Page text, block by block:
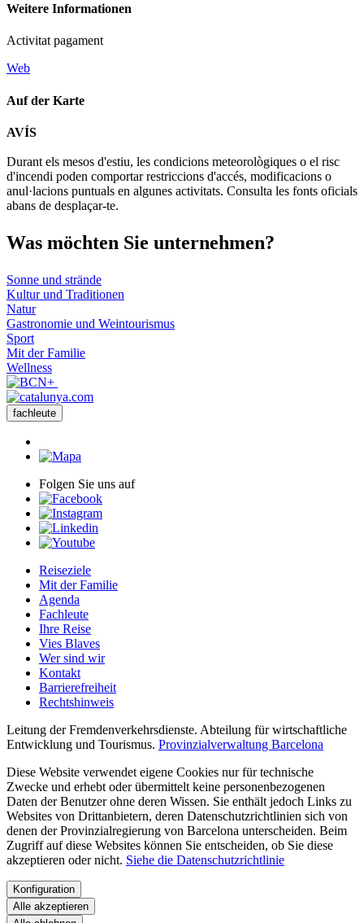
Weitere Informationen
Activitat pagament
Web
Auf der Karte
−
AVÍS
Durant els mesos d'estiu, les condicions meteorològiques o el risc
d'incendi poden comportar restriccions d'accés, modificacions o
anul·lacions puntuals en algunes activitats. Consulta les fonts oficials
abans de desplaçar-te.
Was möchten Sie unternehmen?
Sonne und strände
Kultur und Traditionen
Natur
Gastronomie und Weintourismus
Sport
Mit der Familie
Wellness
fachleute
Folgen Sie uns auf
Reiseziele
Mit der Familie
Agenda
Fachleute
Ihre Reise
Vies Blaves
Wer sind wir
Kontakt
Barrierefreiheit
Rechtshinweis
Leitung der Fremdenverkehrsdienste. Abteilung für wirtschaftliche
Entwicklung und Tourismus. Provinzialverwaltung Barcelona
Diese Website verwendet eigene Cookies nur für technische
Zwecke und erhebt oder übermittelt keine personenbezogenen
Daten der Benutzer ohne deren Wissen. Sie enthält jedoch Links zu
Websites von Drittanbietern, deren Datenschutzrichtlinien sich von
denen der Provinzialregierung von Barcelona unterscheiden. Beim
Zugriff auf diese Websites können Sie entscheiden, ob Sie diese
akzeptieren oder nicht. Siehe die Datenschutzrichtlinie
Konfiguration
Alle akzeptieren